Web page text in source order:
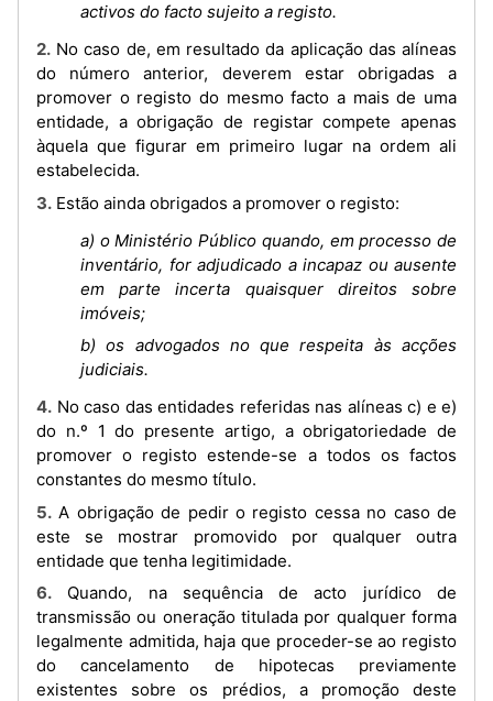
activos do facto sujeito a registo.
2. No caso de, em resultado da aplicação das alíneas
do número anterior, deverem estar obrigadas a
promover o registo do mesmo facto a mais de uma
entidade, a obrigação de registar compete apenas
àquela que figurar em primeiro lugar na ordem ali
estabelecida.
3. Estão ainda obrigados a promover o registo:
a) o Ministério Público quando, em processo de
inventário, for adjudicado a incapaz ou ausente
em parte incerta quaisquer direitos sobre
imóveis;
b) os advogados no que respeita às acções
judiciais.
4. No caso das entidades referidas nas alíneas c) e e)
do n.º 1 do presente artigo, a obrigatoriedade de
promover o registo estende-se a todos os factos
constantes do mesmo título.
5. A obrigação de pedir o registo cessa no caso de
este se mostrar promovido por qualquer outra
entidade que tenha legitimidade.
6. Quando, na sequência de acto jurídico de
transmissão ou oneração titulada por qualquer forma
legalmente admitida, haja que proceder-se ao registo
do cancelamento de hipotecas previamente
existentes sobre os prédios, a promoção deste